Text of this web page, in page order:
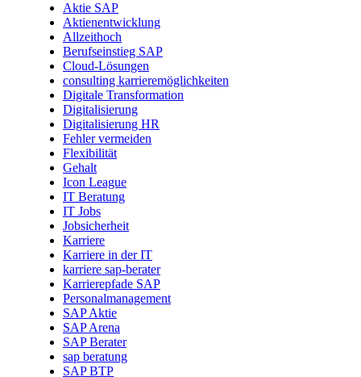
Aktie SAP
Aktienentwicklung
Allzeithoch
Berufseinstieg SAP
Cloud-Lösungen
consulting karrieremöglichkeiten
Digitale Transformation
Digitalisierung
Digitalisierung HR
Fehler vermeiden
Flexibilität
Gehalt
Icon League
IT Beratung
IT Jobs
Jobsicherheit
Karriere
Karriere in der IT
karriere sap-berater
Karrierepfade SAP
Personalmanagement
SAP Aktie
SAP Arena
SAP Berater
sap beratung
SAP BTP